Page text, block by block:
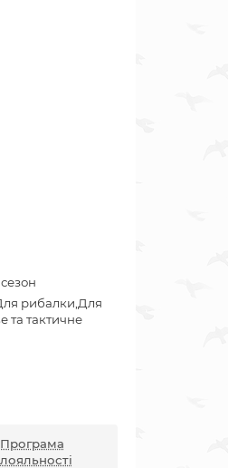
рибалки,Для
та тактичне
Програма
лояльності